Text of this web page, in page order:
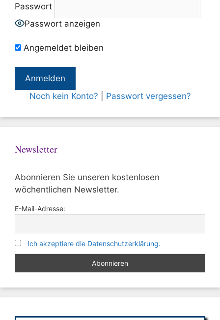
Passwort
Passwort anzeigen
Angemeldet bleiben
Noch kein Konto? Passwort vergessen?
Newsletter
Abonnieren Sie unseren kostenlosen
wöchentlichen Newsletter.
E-Mail-Adresse:
Ich akzeptiere die Datenschutzerklärung.